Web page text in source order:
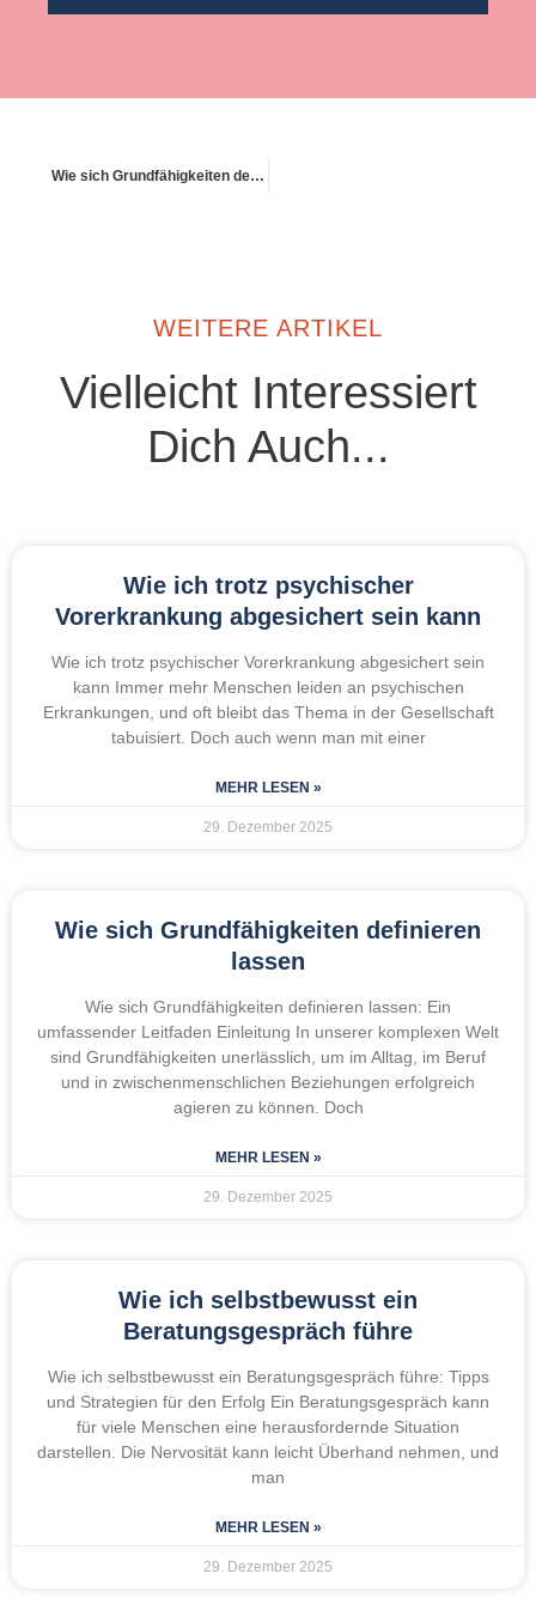
Wie sich Grundfähigkeiten definieren lassen
WEITERE ARTIKEL
Vielleicht Interessiert
Dich Auch...
Wie ich trotz psychischer
Vorerkrankung abgesichert sein kann
Wie ich trotz psychischer Vorerkrankung abgesichert sein
kann Immer mehr Menschen leiden an psychischen
Erkrankungen, und oft bleibt das Thema in der Gesellschaft
tabuisiert. Doch auch wenn man mit einer
MEHR LESEN »
29. Dezember 2025
Wie sich Grundfähigkeiten definieren
lassen
Wie sich Grundfähigkeiten definieren lassen: Ein
umfassender Leitfaden Einleitung In unserer komplexen Welt
sind Grundfähigkeiten unerlässlich, um im Alltag, im Beruf
und in zwischenmenschlichen Beziehungen erfolgreich
agieren zu können. Doch
MEHR LESEN »
29. Dezember 2025
Wie ich selbstbewusst ein
Beratungsgespräch führe
Wie ich selbstbewusst ein Beratungsgespräch führe: Tipps
und Strategien für den Erfolg Ein Beratungsgespräch kann
für viele Menschen eine herausfordernde Situation
darstellen. Die Nervosität kann leicht Überhand nehmen, und
man
MEHR LESEN »
29. Dezember 2025